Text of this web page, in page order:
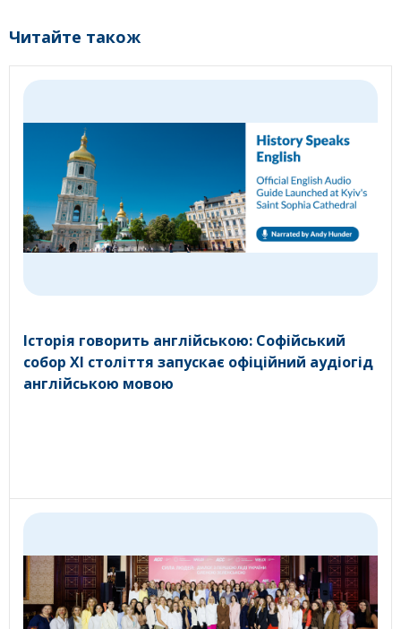
Читайте також
Історія говорить англійською: Софійський
собор XI століття запускає офіційний аудіогід
англійською мовою